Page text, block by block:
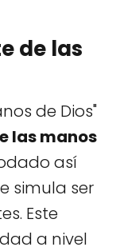
de las
de Dios"
las manos
así
simula ser
Este
a nivel